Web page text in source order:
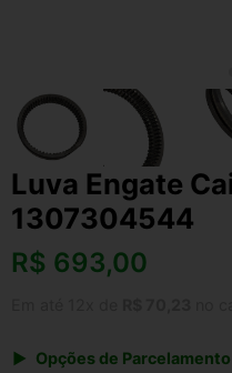
Luva Engate
1307304544
R$ 693,00
Opções de Parcelamento